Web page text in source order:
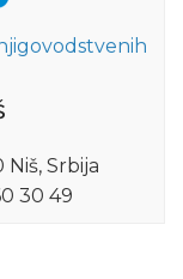
Niš, Srbija
30 49